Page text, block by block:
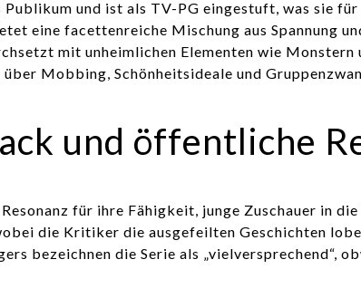
und ist als TV-PG eingestuft, was sie
eine facettenreiche Mischung aus Spannung
mit unheimlichen Elementen wie Monstern
Mobbing, Schönheitsideale und
und öffentliche
für ihre Fähigkeit, junge Zuschauer in
die Kritiker die ausgefeilten Geschichten
bezeichnen die Serie als „vielversprechend“,